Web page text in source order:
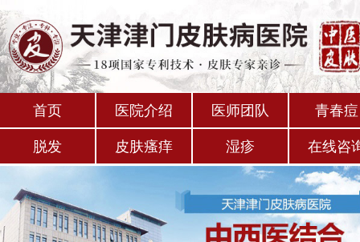
首页 医院介绍 医师团队 青春痘
脱发 皮肤瘙痒 湿疹 在线咨